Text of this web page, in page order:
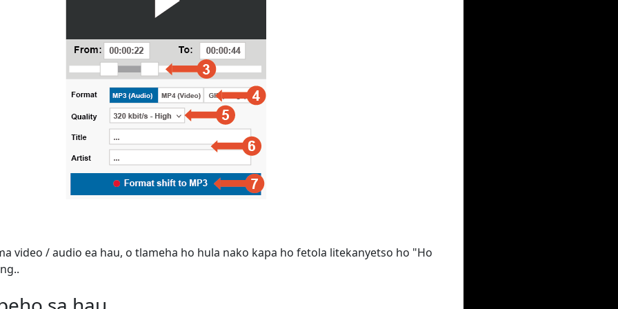
video / audio ea hau, o tlameha ho hula nako kapa ho fetola litekanyetso ho "Ho